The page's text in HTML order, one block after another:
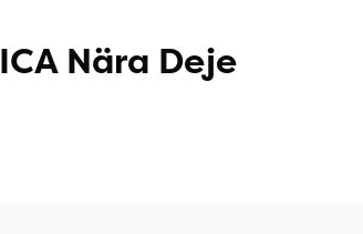
ICA Nära Deje